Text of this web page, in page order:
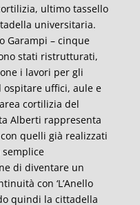
ultimo tassello
universitaria.
Garampi – cinque
stati ristrutturati,
i lavori per gli
uffici, aule e
cortilizia del
Alberti rappresenta
quelli già realizzati
di diventare un
con ‘L’Anello
quindi la cittadella